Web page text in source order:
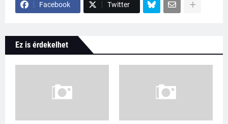
Facebook Twitter
Ez is érdekelhet